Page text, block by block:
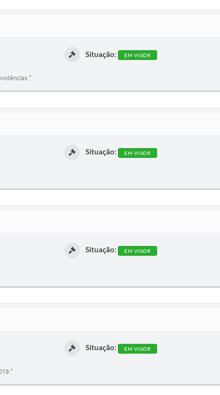
Situação: EM VIGOR
Situação: EM VIGOR
Situação: EM VIGOR
Situação: EM VIGOR